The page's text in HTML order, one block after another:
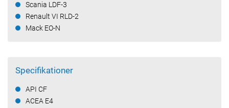
Scania LDF-3
Renault VI RLD-2
Mack EO-N
Specifikationer
API CF
ACEA E4